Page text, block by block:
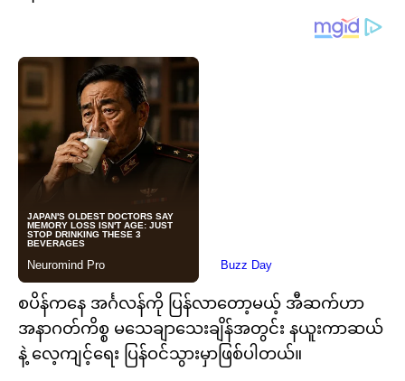
စပိန်ကနေ အင်္ဂလန်ကို ပြန်လာတော့မယ့် အီဆက်ဟာ
အနာဂတ်ကိစ္စ မသေချာသေးချိန်အတွင်း နယူးကာဆယ်
နဲ့ လေ့ကျင့်ရေး ပြန်ဝင်သွားမှာဖြစ်ပါတယ်။